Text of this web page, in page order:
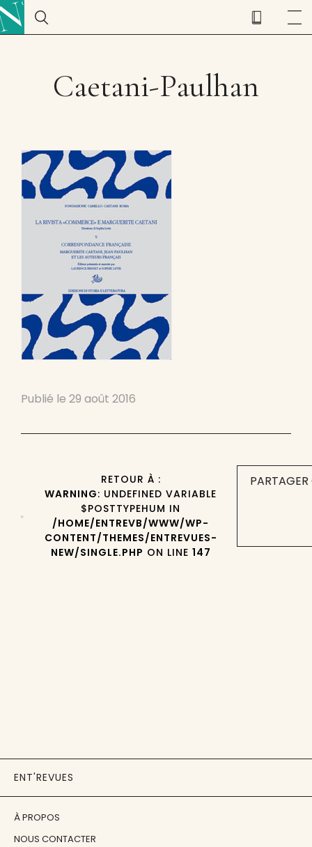
Caetani-Paulhan
Publié le 29 août 2016
RETOUR À :
WARNING: UNDEFINED VARIABLE
$POSTTYPEHUM IN
/HOME/ENTREVB/WWW/WP-
CONTENT/THEMES/ENTREVUES-
NEW/SINGLE.PHP ON LINE 147
ENT'REVUES
À PROPOS
NOUS CONTACTER